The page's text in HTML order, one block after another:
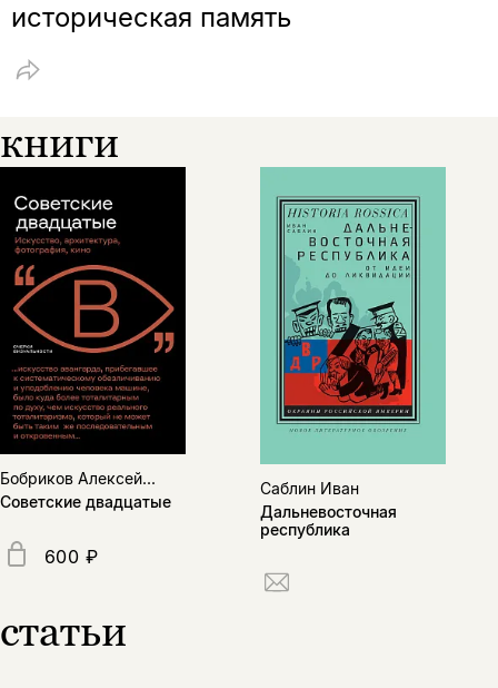
историческая память
книги
Бобриков Алексей...
Советские двадцатые
600 ₽
Саблин Иван
Дальневосточная
республика
статьи
Копировать
подписаться
да